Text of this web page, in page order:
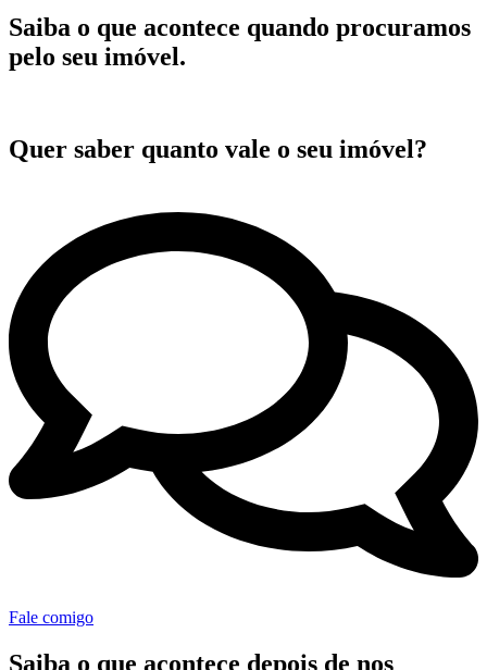
Saiba o que acontece quando procuramos
pelo seu imóvel.
Quer saber quanto vale o seu imóvel?
Fale comigo
Saiba o que acontece depois de nos